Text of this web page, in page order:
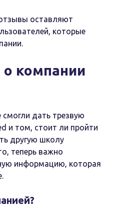
оставляют
которые
компании
дать трезвую
и том, стоит ли пройти
другую школу
теперь важно
информацию, которая